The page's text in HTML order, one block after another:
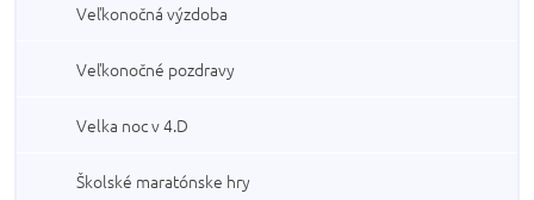
Veľkonočná výzdoba
Veľkonočné pozdravy
Velka noc v 4.D
Školské maratónske hry